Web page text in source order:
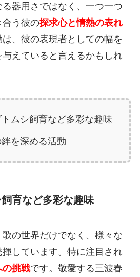
器用さではなく、一つ一つ
合う彼の探求心と情熱の表れ
、彼の表現者としての幅を
えていると言えるかもしれ
ムシ飼育など多彩な趣味
を深める活動
育など多彩な趣味
の世界だけでなく、様々な
しています。特に注目され
の挑戦です。敬愛する三波春